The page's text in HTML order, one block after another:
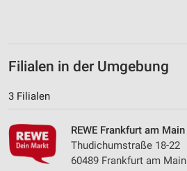
Filialen in der Umgebung
3 Filialen
REWE Frankfurt am Main
Thudichumstraße 18-22
60489 Frankfurt am Main
Messung der Performance von
Quellen
Entwicklung und Verbesserung der